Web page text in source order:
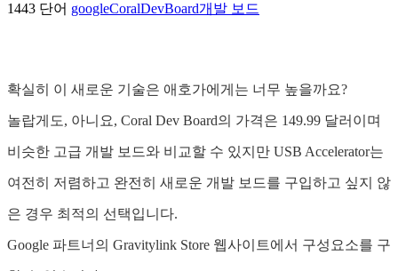
1443 단어 googleCoralDevBoard개발 보드
확실히 이 새로운 기술은 애호가에게는 너무 높을까요?
놀랍게도, 아니요, Coral Dev Board의 가격은 149.99 달러이며
비슷한 고급 개발 보드와 비교할 수 있지만 USB Accelerator는
여전히 저렴하고 완전히 새로운 개발 보드를 구입하고 싶지 않
은 경우 최적의 선택입니다.
Google 파트너의 Gravitylink Store 웹사이트에서 구성요소를 구